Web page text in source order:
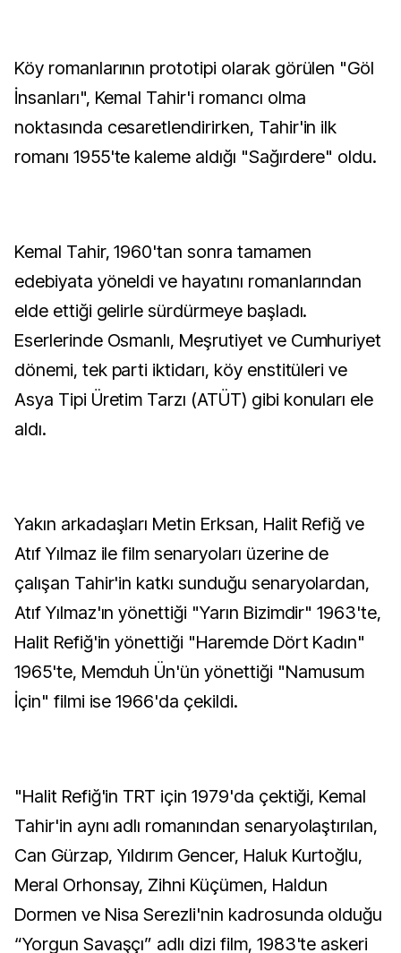
Köy romanlarının prototipi olarak görülen "Göl
İnsanları", Kemal Tahir'i romancı olma
noktasında cesaretlendirirken, Tahir'in ilk
romanı 1955'te kaleme aldığı "Sağırdere" oldu.
Kemal Tahir, 1960'tan sonra tamamen
edebiyata yöneldi ve hayatını romanlarından
elde ettiği gelirle sürdürmeye başladı.
Eserlerinde Osmanlı, Meşrutiyet ve Cumhuriyet
dönemi, tek parti iktidarı, köy enstitüleri ve
Asya Tipi Üretim Tarzı (ATÜT) gibi konuları ele
aldı.
Yakın arkadaşları Metin Erksan, Halit Refiğ ve
Atıf Yılmaz ile film senaryoları üzerine de
çalışan Tahir'in katkı sunduğu senaryolardan,
Atıf Yılmaz'ın yönettiği "Yarın Bizimdir" 1963'te,
Halit Refiğ'in yönettiği "Haremde Dört Kadın"
1965'te, Memduh Ün'ün yönettiği "Namusum
İçin" filmi ise 1966'da çekildi.
"Halit Refiğ'in TRT için 1979'da çektiği, Kemal
Tahir'in aynı adlı romanından senaryolaştırılan,
Can Gürzap, Yıldırım Gencer, Haluk Kurtoğlu,
Meral Orhonsay, Zihni Küçümen, Haldun
Dormen ve Nisa Serezli'nin kadrosunda olduğu
“Yorgun Savaşçı” adlı dizi film, 1983'te askeri